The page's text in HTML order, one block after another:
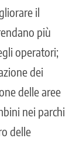
il
più
operatori;
dei
delle aree
nei parchi
delle